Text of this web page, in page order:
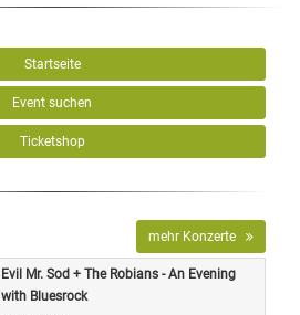
Startseite
Event suchen
Ticketshop
mehr Konzerte
Evil Mr. Sod + The Robians - An Evening
with Bluesrock